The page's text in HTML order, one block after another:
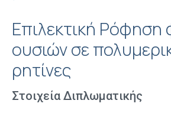
Επιλεκτική Ρόφηση
ουσιών σε
ρητίνες
Στοιχεία Διπλωματικής